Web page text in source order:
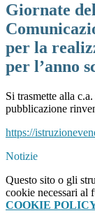
Giornate
per la
per l’anno
Si trasmette alla
pubblicazione
https://
Notizie
Questo sito o gli
cookie necessari al
COOKIE